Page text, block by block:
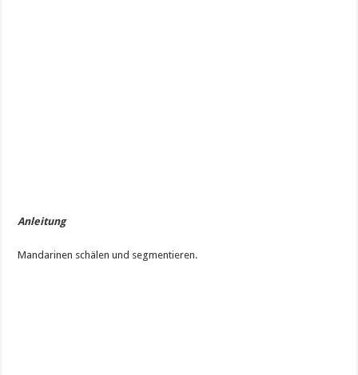
Anleitung
Mandarinen schälen und segmentieren.